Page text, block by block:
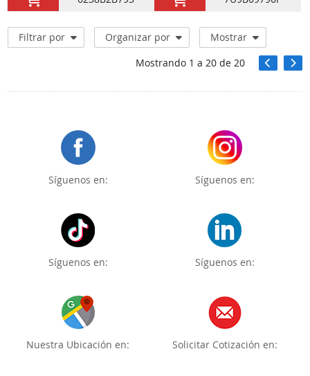
Filtrar por Organizar por
Mostrar
Mostrando 1 a 20de 20
Síguenos en: Síguenos en:
Síguenos en: Síguenos en:
Nuestra Ubicación en: Solicitar Cotización en: